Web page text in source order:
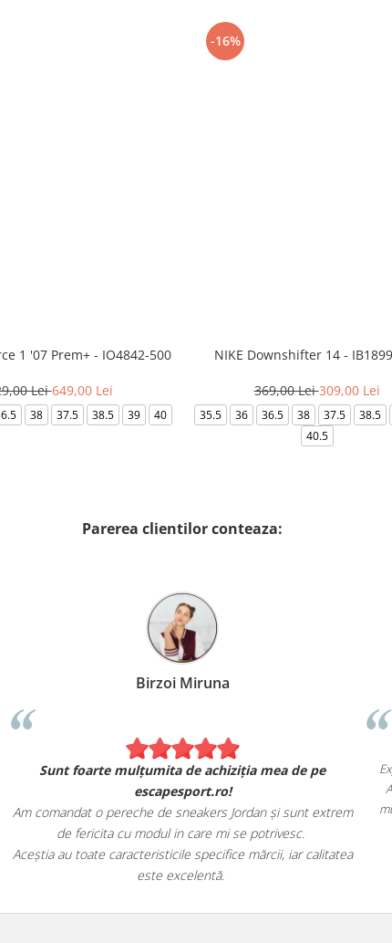
1 '07 Prem+ - IO4842-500
Lei649,00 Lei
38 37.5 38.5 39 40
-16%
NIKE Downshifter 14 -
369,00 Lei309,00 Lei
35.5 36 36.5 38 37.5 38.5
40.5
Parerea clientilor conteaza:
Birzoi Miruna
Sunt foarte mulțumita de achiziția mea de pe
escapesport.ro!
Am comandat o pereche de sneakers Jordan și sunt extrem
de fericita cu modul in care mi se potrivesc.
Aceștia au toate caracteristicile specifice mărcii, iar calitatea
este excelentă.